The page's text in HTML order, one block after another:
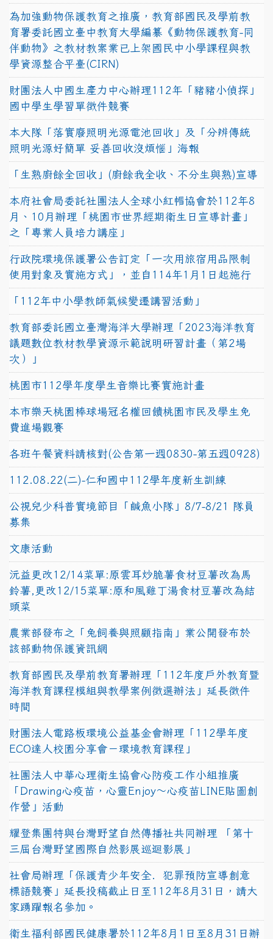
為加強動物保護教育之推廣，教育部國民及學前教
育署委託國立臺中教育大學編纂《動物保護教育-同
伴動物》之教材教案業已上架國民中小學課程與教
學資源整合平臺(CIRN)
財團法人中國生產力中心辦理112年「豬豬小偵探」
國中學生學習單徵件競賽
本大隊「落實廢照明光源電池回收」及「分辨傳統
照明光源好簡單 妥善回收沒煩惱」海報
「生熟廚餘全回收」(廚餘我全收、不分生與熟)宣導
本府社會局委託社團法人全球小紅帽協會於112年8
月、10月辦理「桃園市世界經期衛生日宣導計畫」
之「專業人員培力講座」
行政院環境保護署公告訂定「一次用旅宿用品限制
使用對象及實施方式」，並自114年1月1日起施行
「112年中小學教師氣候變遷講習活動」
教育部委託國立臺灣海洋大學辦理「2023海洋教育
議題數位教材教學資源示範說明研習計畫（第2場
次）」
桃園市112學年度學生音樂比賽實施計畫
本市樂天桃園棒球場冠名權回饋桃園市民及學生免
費進場觀賽
各班午餐資料請核對(公告第一週0830-第五週0928)
112.08.22(二)-仁和國中112學年度新生訓練
公視兒少科普實境節目「鹹魚小隊」8/7-8/21 隊員
募集
文康活動
沅益更改12/14菜單:原雲耳炒脆薯食材豆薯改為馬
鈴薯,更改12/15菜單:原和風雞丁湯食材豆薯改為結
頭菜
農業部發布之「兔飼養與照顧指南」業公開發布於
該部動物保護資訊網
教育部國民及學前教育署辦理「112年度戶外教育暨
海洋教育課程模組與教學案例徵選辦法」延長徵件
時間
財團法人電路板環境公益基金會辦理「112學年度
ECO達人校園分享會－環境教育課程」
社團法人中華心理衛生協會心防疫工作小組推廣
「Drawing心疫苗，心靈Enjoy〜心疫苗LINE貼圖創
作營」活動
耀登集團特與台灣野望自然傳播社共同辦理 「第十
三屆台灣野望國際自然影展巡迴影展」
社會局辦理「保護青少年安全．犯罪預防宣導創意
標語競賽」延長投稿截止日至112年8月31日，請大
家踴躍報名參加。
衛生福利部國民健康署於112年8月1日至8月31日辦